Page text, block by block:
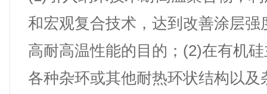
和宏观复合技术，达到改善涂层强
高耐高温性能的目的；(2)在有机
各种杂环或其他耐热环状结构以及